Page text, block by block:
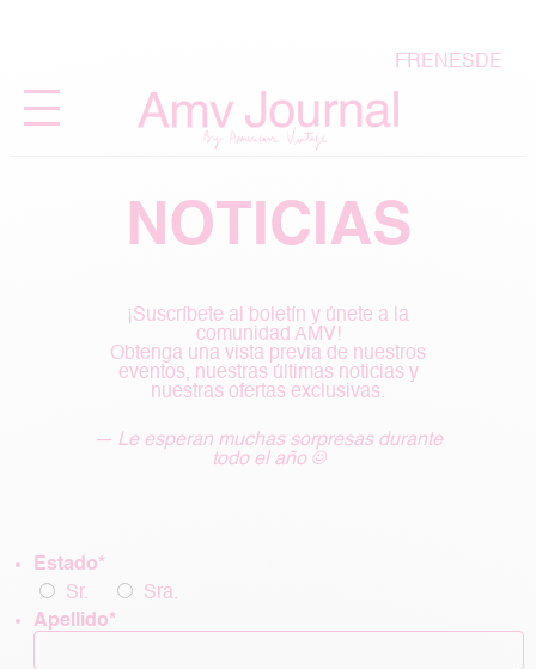
FR EN ES DE
NOTICIAS
¡Suscríbete al boletín y únete a la
comunidad AMV!
Obtenga una vista previa de nuestros
eventos, nuestras últimas noticias y
nuestras ofertas exclusivas.
— Le esperan muchas sorpresas durante
todo el año ☺︎
Estado*
Sr.
Sra.
Apellido*